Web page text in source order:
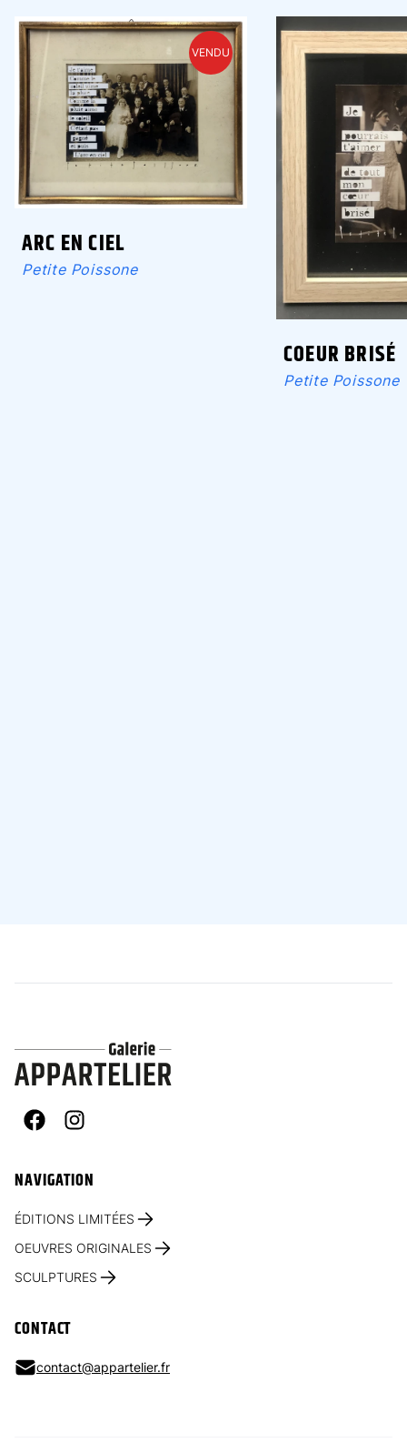
ARC EN CIEL
Petite Poissone
VENDU
COEUR BRISÉ
Petite Poissone
FacebookInstagram
NAVIGATION
ÉDITIONS LIMITÉES
OEUVRES ORIGINALES
SCULPTURES
CONTACT
contact@appartelier.fr